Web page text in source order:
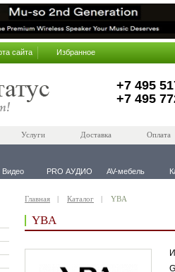
сайта Избранное
+7 495
+7 495
Услуги Доставка Оплата
Видео PRO АУДИО AV-мебель
Главная Каталог YBA
YBA